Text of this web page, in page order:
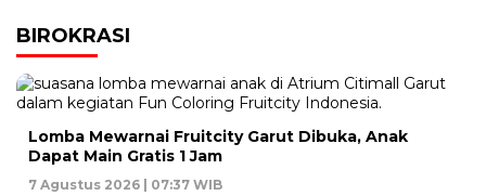
BIROKRASI
Lomba Mewarnai Fruitcity Garut Dibuka, Anak
Dapat Main Gratis 1 Jam
7 Agustus 2026 | 07:37 WIB